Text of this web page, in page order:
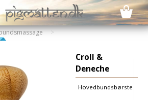
Croll &
Deneche
Hovedbundsbørste